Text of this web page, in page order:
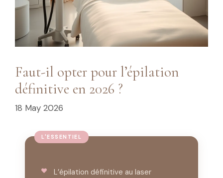
Faut-il opter pour l’épilation
définitive en 2026 ?
18 May 2026
L’épilation définitive au laser